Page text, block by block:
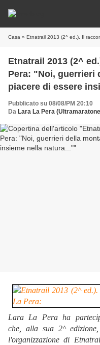
Casa » Etnatrail 2013 (2^ ed.). Il racconto di Lara La Pera:
Etnatrail 2013 (2^
Pera: "Noi, guerrieri
piacere di essere
Pubblicato su 08/08/PM 20:10
Da Lara La Pera
Lara La Pera ha
che, alla sua 2^
l'organizzazione di